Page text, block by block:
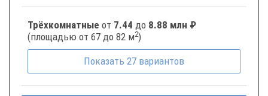
Трёхкомнатные от 7.44 до 8.88 млн ₽
(площадью от 67 до 82 м2)
Показать 27 вариантов